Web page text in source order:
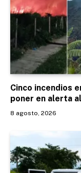
Cinco incendios
poner en alerta
8 agosto, 2026